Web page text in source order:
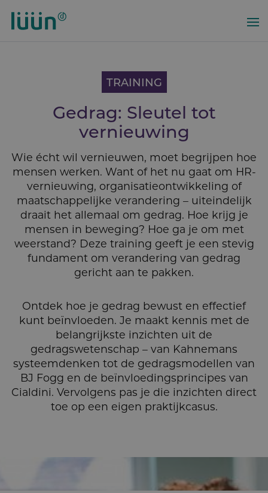
TRAINING
Gedrag: Sleutel tot
vernieuwing
Wie écht wil vernieuwen, moet begrijpen hoe
mensen werken. Want of het nu gaat om HR-
vernieuwing, organisatieontwikkeling of
maatschappelijke verandering – uiteindelijk
draait het allemaal om gedrag. Hoe krijg je
mensen in beweging? Hoe ga je om met
weerstand? Deze training geeft je een stevig
fundament om verandering van gedrag
gericht aan te pakken.
Ontdek hoe je gedrag bewust en effectief
kunt beïnvloeden. Je maakt kennis met de
belangrijkste inzichten uit de
gedragswetenschap – van Kahnemans
systeemdenken tot de gedragsmodellen van
BJ Fogg en de beïnvloedingsprincipes van
Cialdini. Vervolgens pas je die inzichten direct
toe op een eigen praktijkcasus.